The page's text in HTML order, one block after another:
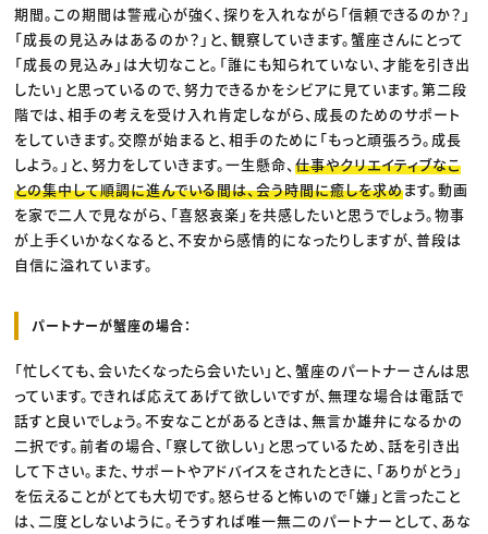
期間。この期間は警戒心が強く、探りを入れながら「信頼できるのか？」
「成長の見込みはあるのか？」と、観察していきます。蟹座さんにとって
「成長の見込み」は大切なこと。「誰にも知られていない、才能を引き出
したい」と思っているので、努力できるかをシビアに見ています。第二段
階では、相手の考えを受け入れ肯定しながら、成長のためのサポート
をしていきます。交際が始まると、相手のために「もっと頑張ろう。成長
しよう。」と、努力をしていきます。一生懸命、仕事やクリエイティブなこ
との集中して順調に進んでいる間は、会う時間に癒しを求めます。動画
を家で二人で見ながら、「喜怒哀楽」を共感したいと思うでしょう。物事
が上手くいかなくなると、不安から感情的になったりしますが、普段は
自信に溢れています。
パートナーが蟹座の場合：
「忙しくても、会いたくなったら会いたい」と、蟹座のパートナーさんは思
っています。できれば応えてあげて欲しいですが、無理な場合は電話で
話すと良いでしょう。不安なことがあるときは、無言か雄弁になるかの
二択です。前者の場合、「察して欲しい」と思っているため、話を引き出
して下さい。また、サポートやアドバイスをされたときに、「ありがとう」
を伝えることがとても大切です。怒らせると怖いので「嫌」と言ったこと
は、二度としないように。そうすれば唯一無二のパートナーとして、あな